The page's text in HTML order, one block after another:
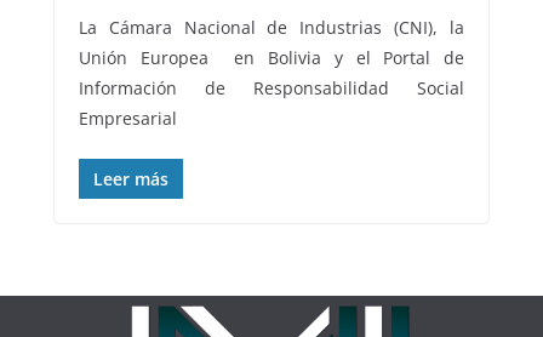
La Cámara Nacional de Industrias (CNI), la
Unión Europea en Bolivia y el Portal de
Información de Responsabilidad Social
Empresarial
Leer más